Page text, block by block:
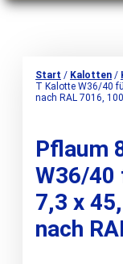
Start / Kalotten /
T Kalotte W36/40
nach RAL 7016,
Pflaum
W36/40
7,3 x
nach